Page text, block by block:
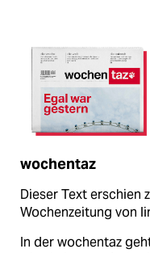
wochentaz
Dieser Text erschien
Wochenzeitung von
In der wochentaz